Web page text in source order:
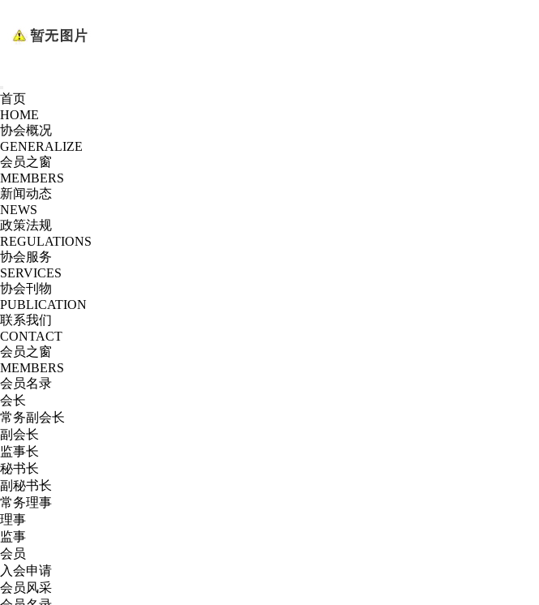
首页
HOME
协会概况
GENERALIZE
会员之窗
MEMBERS
新闻动态
NEWS
政策法规
REGULATIONS
协会服务
SERVICES
协会刊物
PUBLICATION
联系我们
CONTACT
会员之窗
MEMBERS
会员名录
会长
常务副会长
副会长
监事长
秘书长
副秘书长
常务理事
理事
监事
会员
入会申请
会员风采